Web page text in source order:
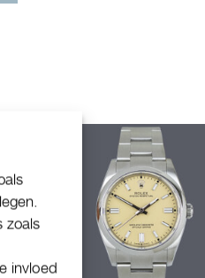
zoals
invloed